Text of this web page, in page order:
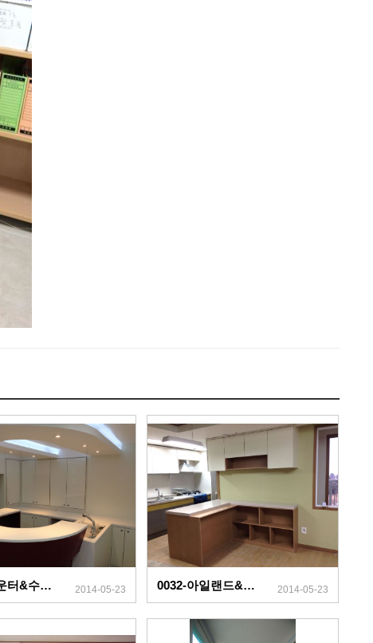
0033-카운터&수납장 2014-05-23 0032-아일랜드&책장 2014-05-23